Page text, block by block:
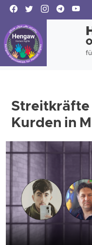
Streitkräfte
Kurden in